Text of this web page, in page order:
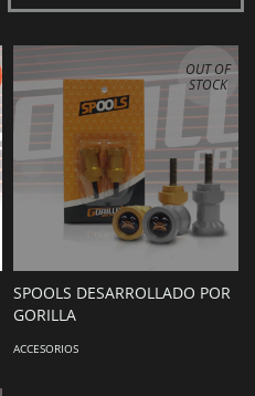
OUT OF
STOCK
SPOOLS DESARROLLADO POR
GORILLA
ACCESORIOS